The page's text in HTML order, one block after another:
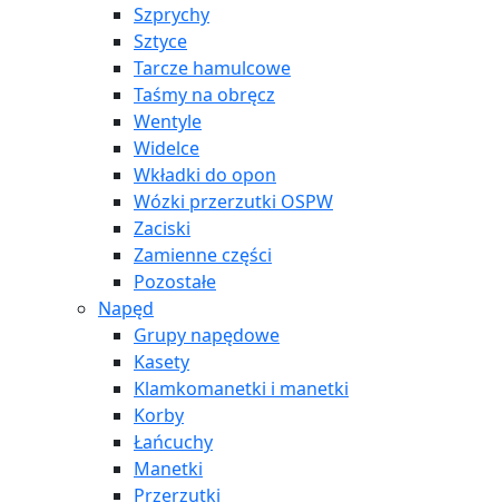
Szprychy
Sztyce
Tarcze hamulcowe
Taśmy na obręcz
Wentyle
Widelce
Wkładki do opon
Wózki przerzutki OSPW
Zaciski
Zamienne części
Pozostałe
Napęd
Grupy napędowe
Kasety
Klamkomanetki i manetki
Korby
Łańcuchy
Manetki
Przerzutki